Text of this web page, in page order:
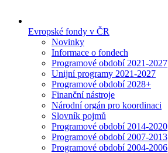
Evropské fondy v ČR
Novinky
Informace o fondech
Programové období 2021-2027
Unijní programy 2021-2027
Programové období 2028+
Finanční nástroje
Národní orgán pro koordinaci
Slovník pojmů
Programové období 2014-2020
Programové období 2007-2013
Programové období 2004-2006